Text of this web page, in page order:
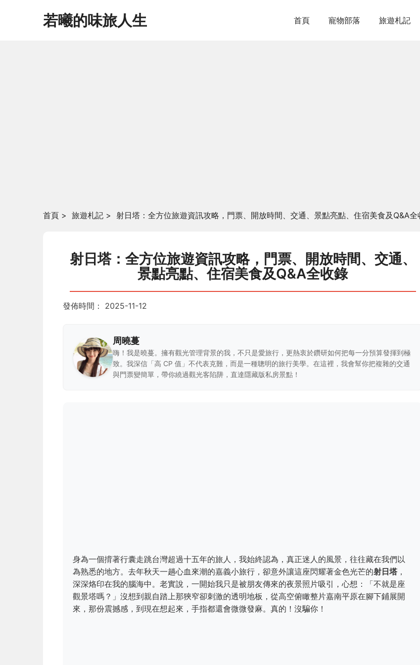
若曦的味旅人生 首頁 寵物部落 旅遊札記
首頁 > 旅遊札記 > 射日塔：全方位旅遊資訊攻略，門票、開放時間、交通、景點亮點、住宿美食及Q&A全
射日塔：全方位旅遊資訊攻略，門票、開放時間、交通、
景點亮點、住宿美食及Q&A全收錄
發佈時間： 2025-11-12
周曉蔓
嗨！我是曉蔓。擁有觀光管理背景的我，不只是愛旅行，更熱衷於鑽研如何把每一分預算發揮到極
致。我深信「高 CP 值」不代表克難，而是一種聰明的旅行美學。在這裡，我會幫你把複雜的交通
與門票變簡單，帶你繞過觀光客陷阱，直達隱藏版私房景點！
身為一個揹著行囊走跳台灣超過十五年的旅人，我始終認為，真正迷人的風景，往往藏在我們以
為熟悉的地方。去年秋天一趟心血來潮的嘉義小旅行，卻意外讓這座閃耀著金色光芒的射日塔，
深深烙印在我的腦海中。老實說，一開始我只是被朋友傳來的夜景照片吸引，心想：「不就是座
觀景塔嗎？」沒想到親自踏上那狹窄卻刺激的透明地板，從高空俯瞰整片嘉南平原在腳下鋪展開
來，那份震撼感，到現在想起來，手指都還會微微發麻。真的！沒騙你！